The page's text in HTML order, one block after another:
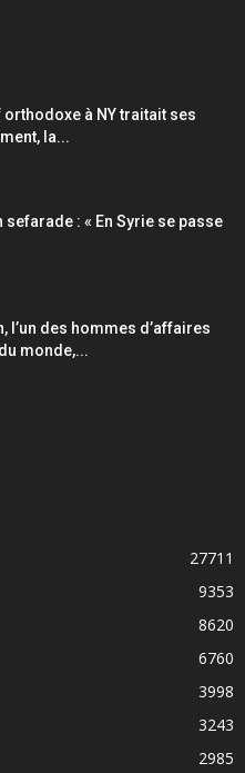
orthodoxe à NY traitait ses
la...
sefarade : « En Syrie se passe
l’un des hommes d’affaires
monde,...
27711
9353
8620
6760
3998
3243
2985